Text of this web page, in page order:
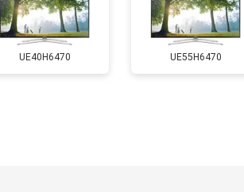
Замена матрицы
UE40H6470 UE55H6470